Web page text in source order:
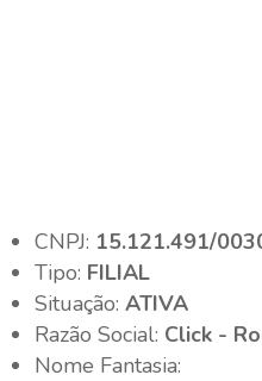
CNPJ: 15.121.491/
Tipo: FILIAL
Situação:ATIVA
Razão Social: Click -
Nome Fantasia: